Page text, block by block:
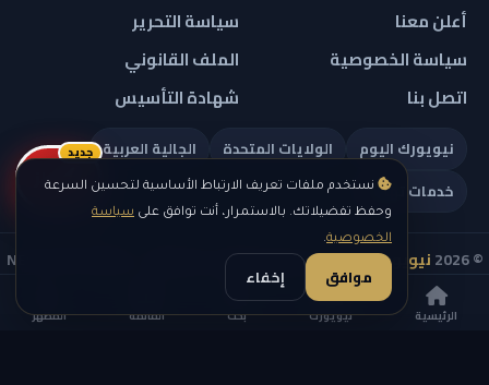
الرئيسية نيويورك بحث القائمة المظهر
نستخدم ملفات تعريف الارتباط الأساسية لتحسين السرعة
وحفظ تفضيلاتك. بالاستمرار، أنت توافق على سياسة
الخصوصية.
موافق إخفاء
أعلن معنا
سياسة التحرير
سياسة الخصوصية
الملف القانوني
اتصل بنا
شهادة التأسيس
نيويورك اليوم الولايات المتحدة
الجالية العربية
خدمات تهمك
© 2026 نيويورك نيوز
— جميع الحقوق محفوظة — NEW YORK NEWS
IN ARABIC LLC — رقم التسجيل 0451351808
ريلز
جديد